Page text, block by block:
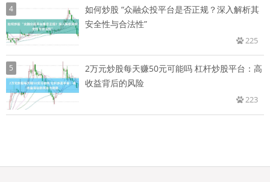
4
如何炒股 “众融众投平台是否正规？深入解析其
安全性与合法性”
225
5
2万元炒股每天赚50元可能吗 杠杆炒股平台：高
收益背后的风险
223